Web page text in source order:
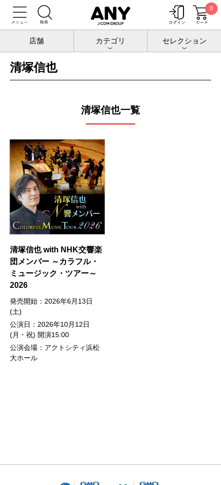
0
店舗 カテゴリ セレクション
トップ 公演 清塚信也
清塚信也
清塚信也一覧
清塚信也 with NHK交響楽
団メンバー ～カラフル・
ミュージック・ツアー～
2026
発売開始：2026年6月13日
(土)
公演日：2026年10月12日
(月・祝) 開演15:00
公演会場：アクトシティ浜松
大ホール